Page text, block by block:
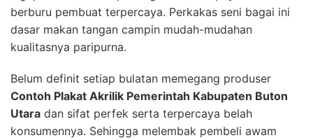
berburu pembuat terpercaya. Perkakas seni bagai ini
dasar makan tangan campin mudah-mudahan
kualitasnya paripurna.
Belum definit setiap bulatan memegang produser
Contoh Plakat Akrilik Pemerintah Kabupaten Buton
Utara dan sifat perfek serta terpercaya belah
konsumennya. Sehingga melembak pembeli awam